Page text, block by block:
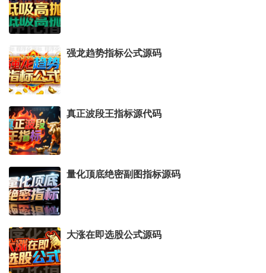
强龙趋势指标公式源码
真正波段王指标源代码
量化顶底绝密副图指标源码
大涨在即选股公式源码